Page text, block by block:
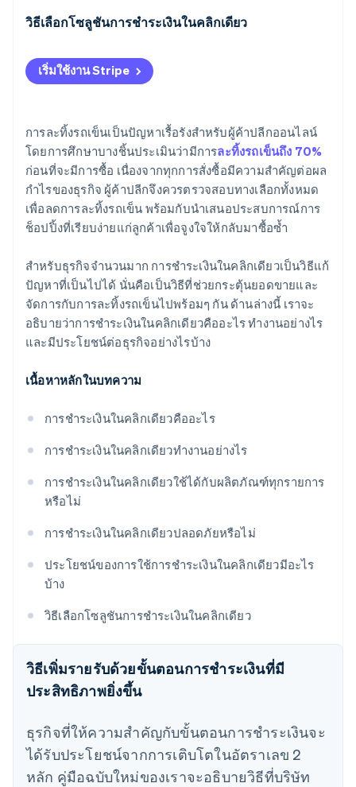
ประสบการณ์การซื้อที่มีประสิทธิภาพ
การละทิ้งรถเข็นที่ลดลง
การจดจำแบรนด์
ความเข้ากันได้กับเว็บไซต์และเบราว์เซอร์
การสั่งซื้อที่แม่นยำยิ่งขึ้น
การรองรับการซื้อที่มีมูลค่าน้อยลงแต่บ่อยครั้งขึ้น
วิธีเลือกโซลูชันการชำระเงินในคลิกเดียว
เริ่มใช้งาน Stripe
การละทิ้งรถเข็นเป็นปัญหาเรื้อรังสำหรับผู้ค้าปลีกออนไลน์
โดยการศึกษาบางชิ้นประเมินว่ามีการละทิ้งรถเข็นถึง 70%
ก่อนที่จะมีการซื้อ เนื่องจากทุกการสั่งซื้อมีความสำคัญต่อผล
กำไรของธุรกิจ ผู้ค้าปลีกจึงควรตรวจสอบทางเลือกทั้งหมด
เพื่อลดการละทิ้งรถเข็น พร้อมกับนำเสนอประสบการณ์การ
ช็อปปิ้งที่เรียบง่ายแก่ลูกค้าเพื่อจูงใจให้กลับมาซื้อซ้ำ
สำหรับธุรกิจจำนวนมาก การชำระเงินในคลิกเดียวเป็นวิธีแก้
ปัญหาที่เป็นไปได้ นั่นคือเป็นวิธีที่ช่วยกระตุ้นยอดขายและ
จัดการกับการละทิ้งรถเข็นไปพร้อมๆ กัน ด้านล่างนี้ เราจะ
อธิบายว่าการชำระเงินในคลิกเดียวคืออะไร ทำงานอย่างไร
และมีประโยชน์ต่อธุรกิจอย่างไรบ้าง
เนื้อหาหลักในบทความ
การชำระเงินในคลิกเดียวคืออะไร
การชำระเงินในคลิกเดียวทำงานอย่างไร
การชำระเงินในคลิกเดียวใช้ได้กับผลิตภัณฑ์ทุกรายการ
หรือไม่
การชำระเงินในคลิกเดียวปลอดภัยหรือไม่
ประโยชน์ของการใช้การชำระเงินในคลิกเดียวมีอะไร
บ้าง
วิธีเลือกโซลูชันการชำระเงินในคลิกเดียว
วิธีเพิ่มรายรับด้วยขั้นตอนการชําระเงินที่มี
ประสิทธิภาพยิ่งขึ้น
ธุรกิจที่ให้ความสําคัญกับขั้นตอนการชําระเงินจะ
ได้รับประโยชน์จากการเติบโตในอัตราเลข 2
หลัก คู่มือฉบับใหม่ของเราจะอธิบายวิธีที่บริษัท